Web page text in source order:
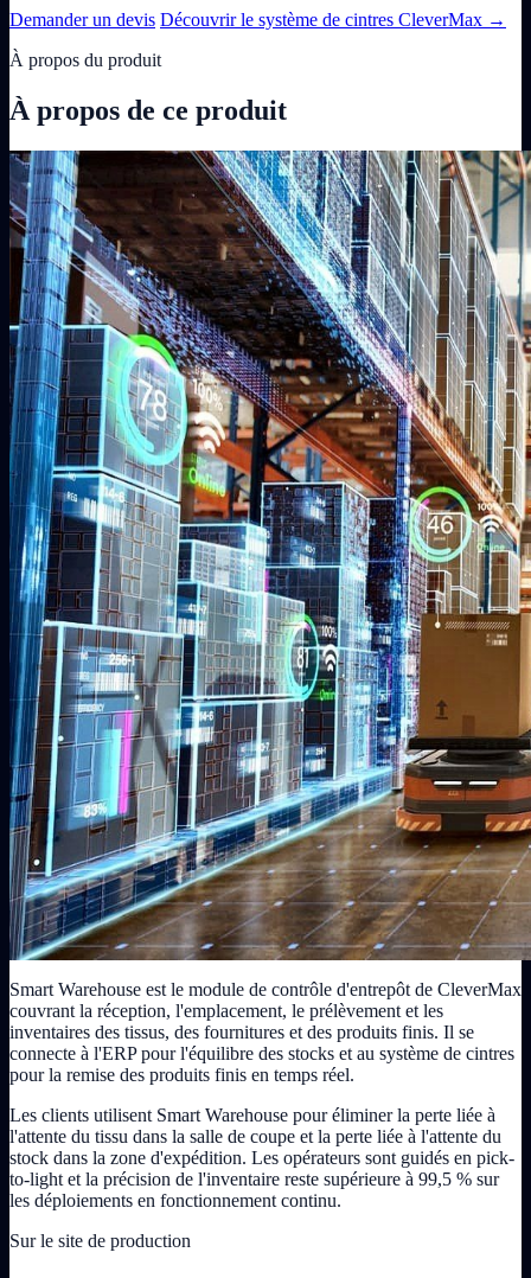
Demander un devis Découvrir le système de cintres CleverMax →
À propos du produit
À propos de ce produit
Smart Warehouse est le module de contrôle d'entrepôt de CleverMax
couvrant la réception, l'emplacement, le prélèvement et les
inventaires des tissus, des fournitures et des produits finis. Il se
connecte à l'ERP pour l'équilibre des stocks et au système de cintres
pour la remise des produits finis en temps réel.
Les clients utilisent Smart Warehouse pour éliminer la perte liée à
l'attente du tissu dans la salle de coupe et la perte liée à l'attente du
stock dans la zone d'expédition. Les opérateurs sont guidés en pick-
to-light et la précision de l'inventaire reste supérieure à 99,5 % sur
les déploiements en fonctionnement continu.
Sur le site de production